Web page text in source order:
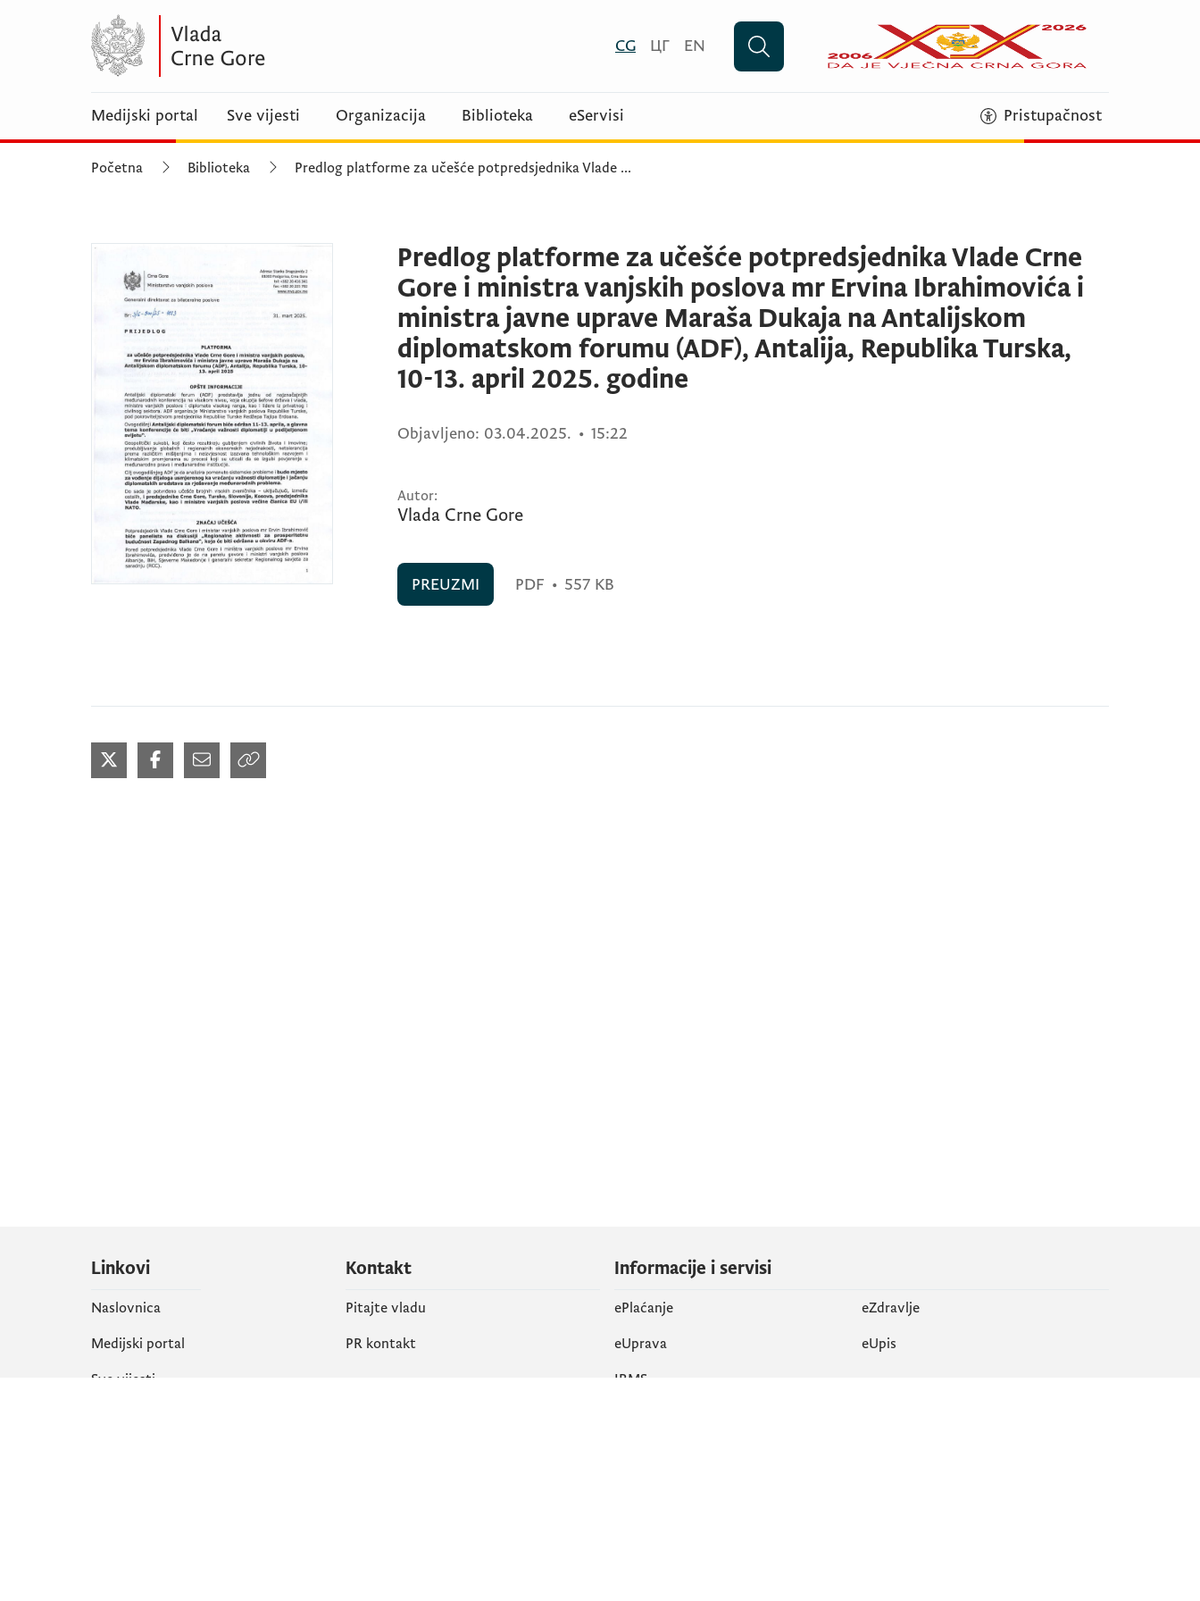
CG ЦГ EN
Medijski portal Sve vijesti Organizacija Biblioteka eServisi Pristupačnost
Početna Biblioteka Predlog platforme za učešće potpredsjednika Vlade ...
Predlog platforme za učešće potpredsjednika Vlade Crne
Gore i ministra vanjskih poslova mr Ervina Ibrahimovića i
ministra javne uprave Maraša Dukaja na Antalijskom
diplomatskom forumu (ADF), Antalija, Republika Turska,
10-13. april 2025. godine
Objavljeno: 03.04.2025. • 15:22
Autor:
Vlada Crne Gore
PREUZMI PDF • 557 KB
Linkovi
Naslovnica
Medijski portal
Sve vijesti
Kontakt
Pitajte vladu
PR kontakt
Informacije i servisi
ePlaćanje
eZdravlje
eUprava
еUpis
IRMS